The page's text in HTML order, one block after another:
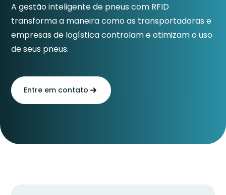
A gestão inteligente de pneus com RFID
transforma a maneira como as transportadoras e
empresas de logística controlam e otimizam o uso
de seus pneus.
Entre em contato